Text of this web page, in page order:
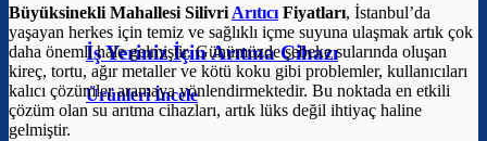
İş Yeriniz İçin Arıtma Cihazı
Ürünleri İncele
Büyüksinekli Mahallesi SilivriArıtıcıFiyatları, İstanbul’da
yaşayan herkes için temiz ve sağlıklı içme suyuna ulaşmak artık çok
daha önemli hale gelmiştir. Günümüzde şebeke sularında oluşan
kireç, tortu, ağır metaller ve kötü koku gibi problemler, kullanıcıları
kalıcı çözümler aramaya yönlendirmektedir. Bu noktada en etkili
çözüm olan su arıtma cihazları, artık lüks değil ihtiyaç haline
gelmiştir.